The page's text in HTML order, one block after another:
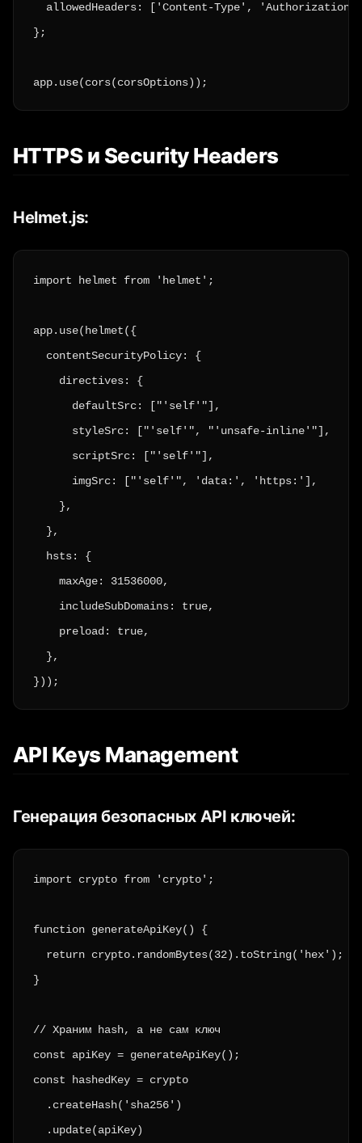
allowedHeaders: ['Content-Type',
};
app.use(cors(corsOptions));
HTTPS и Security Headers
Helmet.js:
import helmet from 'helmet';
app.use(helmet({
  contentSecurityPolicy: {
    directives: {
      defaultSrc: ["'self'"],
      styleSrc: ["'self'", "'unsafe-inline'"],
      scriptSrc: ["'self'"],
      imgSrc: ["'self'", 'data:', 'https:'],
    },
  },
  hsts: {
    maxAge: 31536000,
    includeSubDomains: true,
    preload: true,
  },
}));
API Keys Management
Генерация безопасных API ключей:
import crypto from 'crypto';
function generateApiKey() {
  return crypto.randomBytes(32).toString('hex');
}
// Храним hash, а не сам ключ
const apiKey = generateApiKey();
const hashedKey = crypto
  .createHash('sha256')
  .update(apiKey)